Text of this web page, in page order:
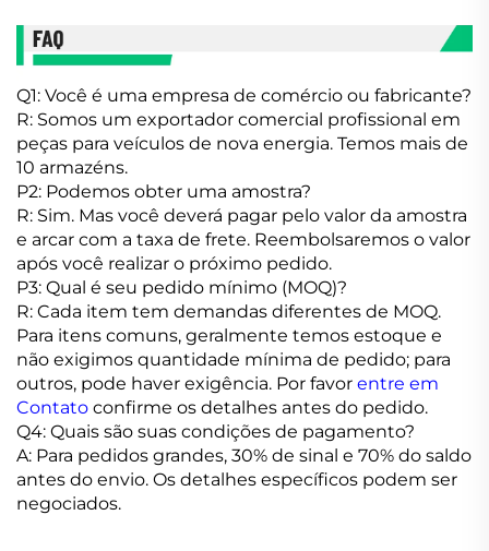
Q1: Você é uma empresa de comércio ou fabricante?
R: Somos um exportador comercial profissional em
peças para veículos de nova energia. Temos mais de
10 armazéns.
P2: Podemos obter uma amostra?
R: Sim. Mas você deverá pagar pelo valor da amostra
e arcar com a taxa de frete. Reembolsaremos o valor
após você realizar o próximo pedido.
P3: Qual é seu pedido mínimo (MOQ)?
R: Cada item tem demandas diferentes de MOQ.
Para itens comuns, geralmente temos estoque e
não exigimos quantidade mínima de pedido; para
outros, pode haver exigência. Por favor entre em
Contato confirme os detalhes antes do pedido.
Q4: Quais são suas condições de pagamento?
A: Para pedidos grandes, 30% de sinal e 70% do saldo
antes do envio. Os detalhes específicos podem ser
negociados.